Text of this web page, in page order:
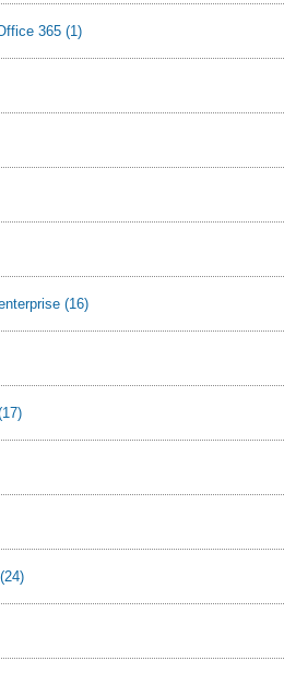
365 (1)
(16)
(24)